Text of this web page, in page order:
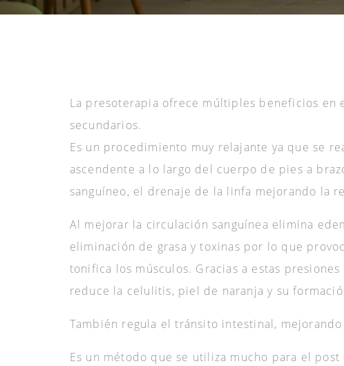
La presoterapia ofrece múltiples beneficios
secundarios.
Es un procedimiento muy relajante ya que se
ascendente a lo largo del cuerpo de pies a
sanguíneo, el drenaje de la linfa mejorando la
Al mejorar la circulación sanguínea elimina
eliminación de grasa y toxinas por lo que
tonifica los músculos. Gracias a estas
reduce la celulitis, piel de naranja y su
También regula el tránsito intestinal,
Es un método que se utiliza mucho para el